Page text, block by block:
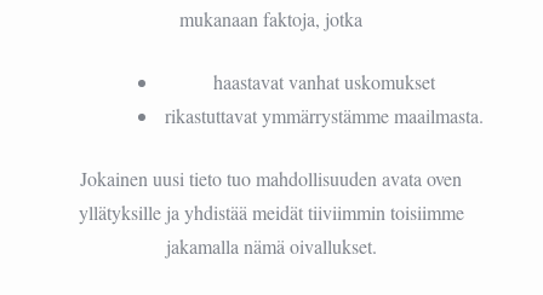
mukanaan faktoja, jotka
haastavat vanhat uskomukset
rikastuttavat ymmärrystämme maailmasta.
Jokainen uusi tieto tuo mahdollisuuden avata oven
yllätyksille ja yhdistää meidät tiiviimmin toisiimme
jakamalla nämä oivallukset.